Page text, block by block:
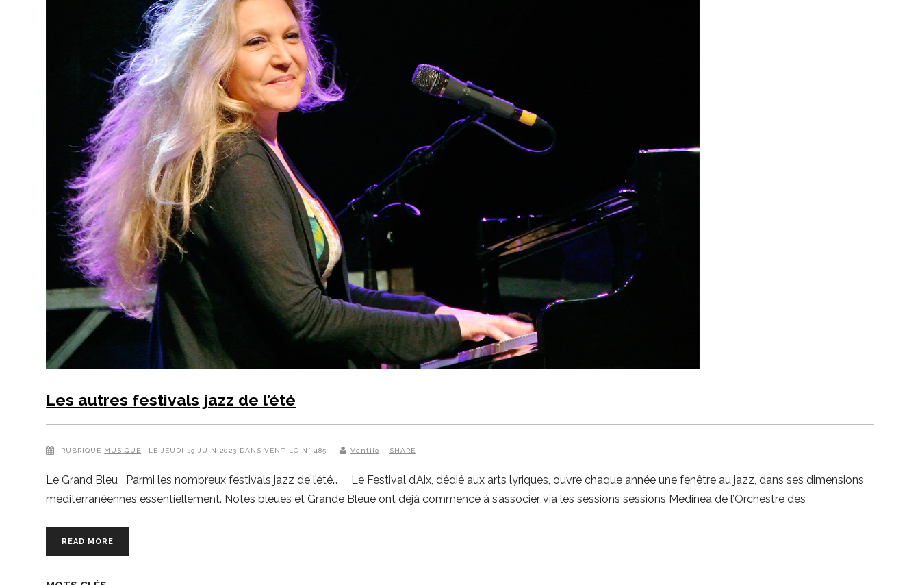
Les autres festivals jazz de l’été
RUBRIQUE MUSIQUE , LE JEUDI 29 JUIN 2023 DANS VENTILO N° 485 Ventilo SHARE
Le Grand Bleu Parmi les nombreux festivals jazz de l’été… Le Festival d’Aix, dédié aux arts lyriques, ouvre chaque année une fenêtre au jazz, dans ses dimensions
méditerranéennes essentiellement. Notes bleues et Grande Bleue ont déjà commencé à s’associer via les sessions sessions Medinea de l’Orchestre des
READ MORE